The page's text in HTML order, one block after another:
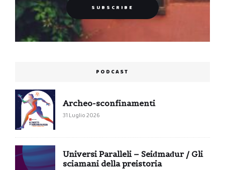
PODCAST
Archeo-sconfinamenti
31 Luglio 2026
Universi Paralleli – Seiđmađur / Gli
sciamani della preistoria